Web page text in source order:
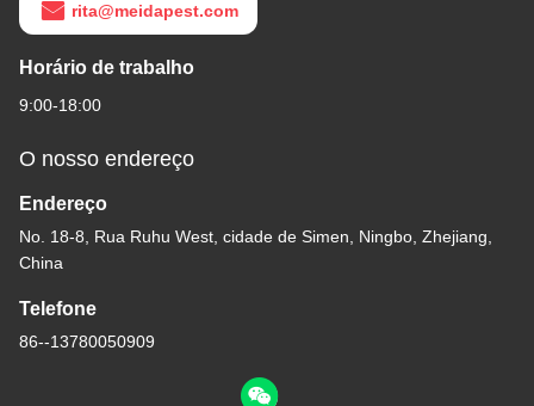
rita@meidapest.com
Horário de trabalho
9:00-18:00
O nosso endereço
Endereço
No. 18-8, Rua Ruhu West, cidade de Simen, Ningbo, Zhejiang,
China
Telefone
86--13780050909